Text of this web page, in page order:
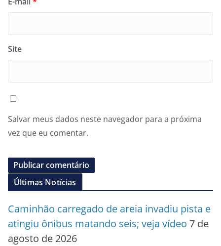
Site
Salvar meus dados neste navegador para a próxima
vez que eu comentar.
Últimas Notícias
Caminhão carregado de areia invadiu pista e
atingiu ônibus matando seis; veja vídeo 7 de
agosto de 2026